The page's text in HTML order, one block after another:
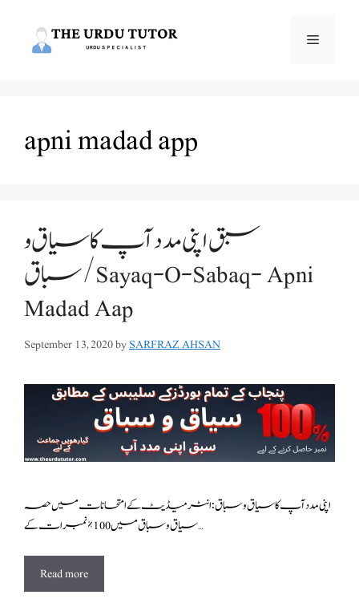
Menu
apni madad app
سبق اپنی مدد آپ کا سیاق و
سباق/Sayaq-O-Sabaq- Apni
Madad Aap
September 13, 2020bySARFRAZ AHSAN
اپنی مدد آپ کا سیاق و سباق : انٹرمیڈیٹ کے امتحانات میں حصہ
سیاق و سباق میں 100٪ نمبرات کے …
Read more